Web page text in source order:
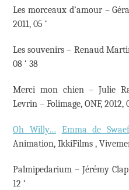
Les morceaux d’amour –
2011, 05 ‘
Les souvenirs – Renaud
08 ‘ 38
Merci mon chien – Julie
Levrin – Folimage, ONF, 2012,
Oh Willy… Emma de
Animation, IkkiFilms ,
Palmipedarium – Jérémy
12 ‘